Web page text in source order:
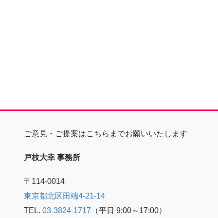
ご意見・ご提案はこちらまでお願いいたします
戸枝大幸 事務所
〒114-0014
東京都北区田端4-21-14
TEL. 03-3824-1717 （平日 9:00～17:00）